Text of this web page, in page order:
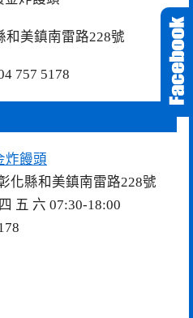
和美鎮南雷路228號
757 5178
炸饅頭
化縣和美鎮南雷路228號
五 六 07:30-18:00